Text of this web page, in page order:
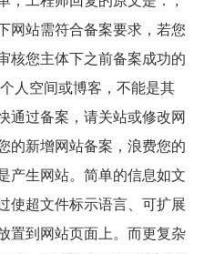
网站需符合备案要求，若您
核您主体下之前备案成功的
人空间或博客，不能是其
通过备案，请关站或修改网
的新增网站备案，浪费您的
产生网站。简单的信息如文
使超文件标示语言、可扩展
置到网站页面上。而更复杂